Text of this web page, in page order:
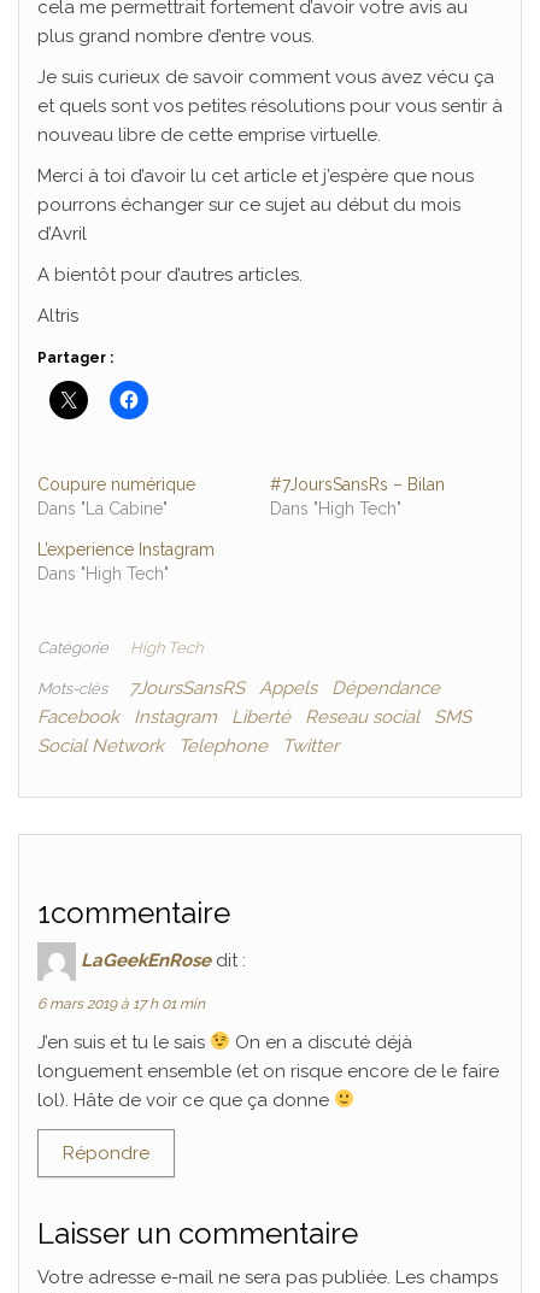
cela me permettrait fortement d’avoir votre avis au
plus grand nombre d’entre vous.
Je suis curieux de savoir comment vous avez vécu ça
et quels sont vos petites résolutions pour vous sentir à
nouveau libre de cette emprise virtuelle.
Merci à toi d’avoir lu cet article et j’espère que nous
pourrons échanger sur ce sujet au début du mois
d’Avril
A bientôt pour d’autres articles.
Altris
Partager :
Coupure numérique
Dans "La Cabine"
#7JoursSansRs – Bilan
Dans "High Tech"
L’experience Instagram
Dans "High Tech"
Catégorie High Tech
Mots-clés 7JoursSansRS Appels
Dépendance
Facebook
Instagram Liberté Reseau social
SMS
Social Network
Telephone Twitter
1commentaire
LaGeekEnRose dit :
6 mars 2019 à 17 h 01 min
J’en suis et tu le sais
On en a discuté déjà
longuement ensemble (et on risque encore de le faire
lol). Hâte de voir ce que ça donne
Répondre
Laisser un commentaire
Votre adresse e-mail ne sera pas publiée. Les champs